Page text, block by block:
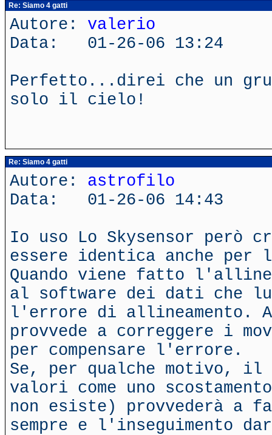
Re: Siamo 4 gatti
Autore: valerio
Data: 01-26-06 13:24
Perfetto...direi che un
solo il cielo!
Re: Siamo 4 gatti
Autore: astrofilo
Data: 01-26-06 14:43
Io uso Lo Skysensor però
essere identica anche
Quando viene fatto
al software dei dati che
l'errore di allineamento.
provvede a correggere i
per compensare l'errore.
Se, per qualche motivo,
valori come uno
non esiste) provvederà a
sempre e l'inseguimento